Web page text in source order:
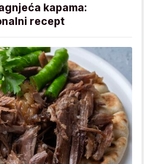
kapama:
recept